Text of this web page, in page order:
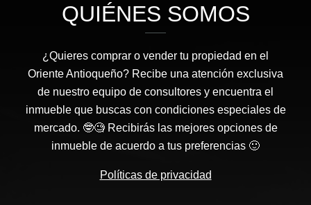
QUIÉNES SOMOS
¿Quieres comprar o vender tu propiedad en el
Oriente Antioqueño? Recibe una atención exclusiva
de nuestro equipo de consultores y encuentra el
inmueble que buscas con condiciones especiales de
mercado. 🤓🧐 Recibirás las mejores opciones de
inmueble de acuerdo a tus preferencias 🙂
Políticas de privacidad